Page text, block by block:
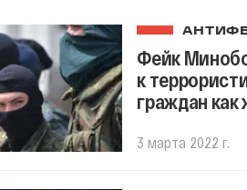
Фейк
к
граждан
3 марта 2022 г.